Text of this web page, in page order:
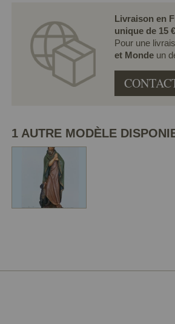
Livraison en
unique de 15
Pour une
et Monde un
1 AUTRE MODÈLE